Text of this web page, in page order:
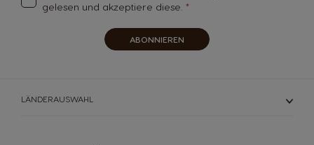
gelesen und akzeptiere diese.
ABONNIEREN
LÄNDERAUSWAHL